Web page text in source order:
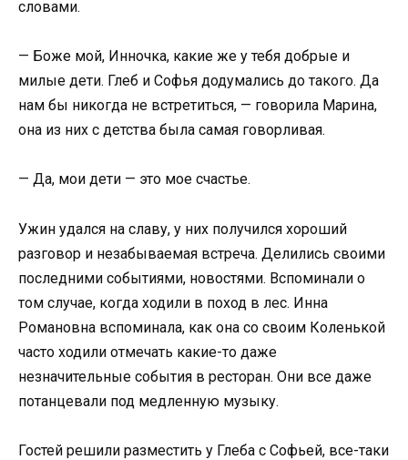
словами.
— Боже мой, Инночка, какие же у тебя добрые и
милые дети. Глеб и Софья додумались до такого. Да
нам бы никогда не встретиться, — говорила Марина,
она из них с детства была самая говорливая.
— Да, мои дети — это мое счастье.
Ужин удался на славу, у них получился хороший
разговор и незабываемая встреча. Делились своими
последними событиями, новостями. Вспоминали о
том случае, когда ходили в поход в лес. Инна
Романовна вспоминала, как она со своим Коленькой
часто ходили отмечать какие-то даже
незначительные события в ресторан. Они все даже
потанцевали под медленную музыку.
Гостей решили разместить у Глеба с Софьей, все-таки